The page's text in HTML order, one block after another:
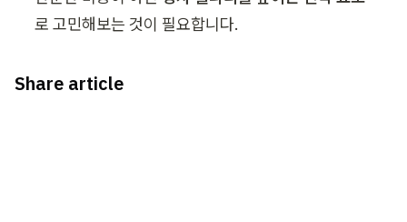
로 고민해보는 것이 필요합니다.
Share article